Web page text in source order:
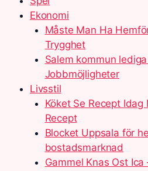
Ekonomi
Måste Man Ha
Trygghet
Salem kommun
Jobbmöjligheter
Livsstil
Köket Se Recept
Recept
Blocket Uppsala för
bostadsmarknad
Gammel Knas Ost